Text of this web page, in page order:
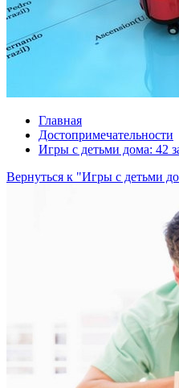
Главная
Достопримечательности
Игры с детьми дома: 42
Вернуться к "Игры с детьми